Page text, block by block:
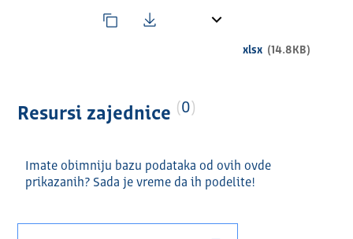
Пун назив организације/удружења
Датум одлуке/решења
Година
xlsx (14.8KB)
Resursi zajednice 0
Imate obimniju bazu podataka od ovih ovde
prikazanih? Sada je vreme da ih podelite!